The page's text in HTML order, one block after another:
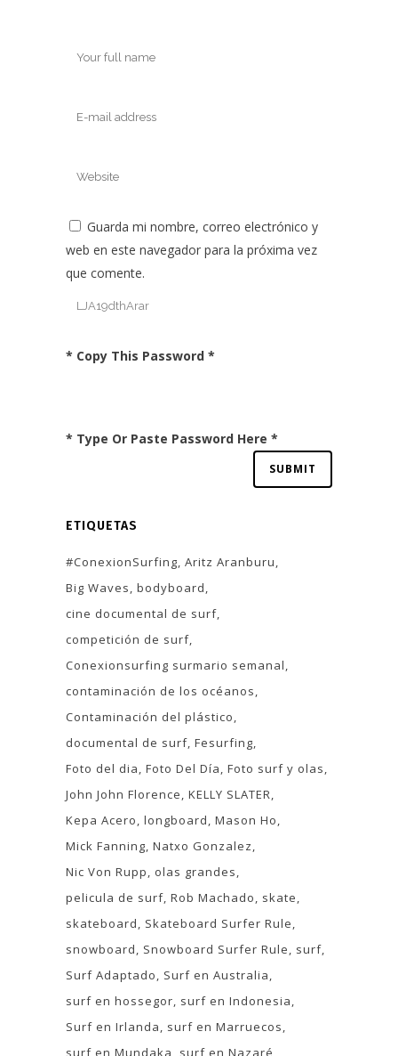
Guarda mi nombre, correo electrónico y
web en este navegador para la próxima vez
que comente.
* Copy This Password *
* Type Or Paste Password Here *
ETIQUETAS
#ConexionSurfing Aritz Aranburu
Big Waves bodyboard
cine documental de surf
competición de surf
Conexionsurfing surmario semanal
contaminación de los océanos
Contaminación del plástico
documental de surf Fesurfing
Foto del dia Foto Del Día Foto surf y olas
John John Florence KELLY SLATER
Kepa Acero longboard Mason Ho
Mick Fanning Natxo Gonzalez
Nic Von Rupp
olas grandes
pelicula de surf Rob Machado
skate
skateboard
Skateboard Surfer Rule
snowboard
Snowboard Surfer Rule
surf
Surf Adaptado
Surf en Australia
surf en hossegor surf en Indonesia
Surf en Irlanda
surf en Marruecos
surf en Mundaka
surf en Nazaré